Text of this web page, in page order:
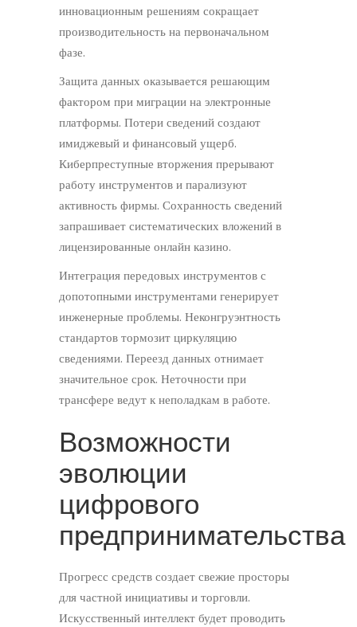
инновационным решениям сокращает
производительность на первоначальном
фазе.
Защита данных оказывается решающим
фактором при миграции на электронные
платформы. Потери сведений создают
имиджевый и финансовый ущерб.
Киберпреступные вторжения прерывают
работу инструментов и парализуют
активность фирмы. Сохранность сведений
запрашивает систематических вложений в
лицензированные онлайн казино.
Интеграция передовых инструментов с
допотопными инструментами генерирует
инженерные проблемы. Неконгруэнтность
стандартов тормозит циркуляцию
сведениями. Переезд данных отнимает
значительное срок. Неточности при
трансфере ведут к неполадкам в работе.
Возможности
эволюции
цифрового
предпринимательства
Прогресс средств создает свежие просторы
для частной инициативы и торговли.
Искусственный интеллект будет проводить